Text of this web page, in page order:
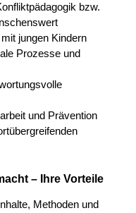
bzw.
jungen Kindern
Prozesse und
und Prävention
– Ihre Vorteile
Methoden und